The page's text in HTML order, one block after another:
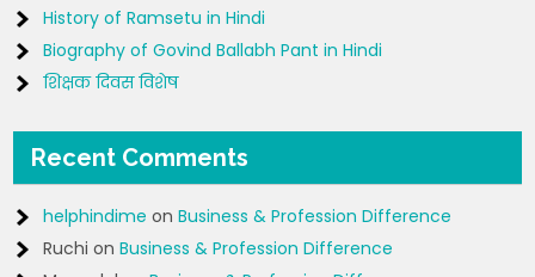
History of Ramsetu in Hindi
Biography of Govind Ballabh Pant in Hindi
शिक्षक दिवस विशेष
Recent Comments
helphindime onBusiness & Profession Difference
Ruchi onBusiness & Profession Difference